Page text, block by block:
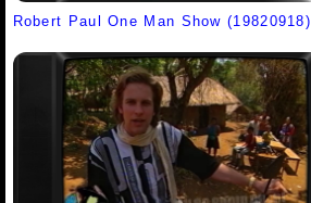
Robert Paul One Man Show (19820918)